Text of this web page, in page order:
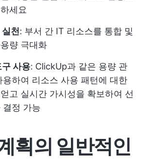
세요
천: 부서 간 IT 리소스를 통합 및
량 극대화
사용: ClickUp과 같은 용량 관
용하여 리소스 사용 패턴에 대한
고 실시간 가시성을 확보하여 선
결정 가능
획의 일반적인